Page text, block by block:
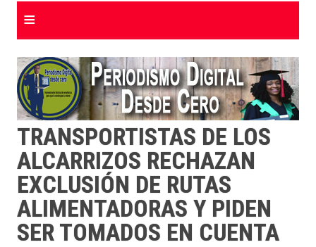
≡
TRANSPORTISTAS DE LOS
ALCARRIZOS RECHAZAN
EXCLUSIÓN DE RUTAS
ALIMENTADORAS Y PIDEN
SER TOMADOS EN CUENTA